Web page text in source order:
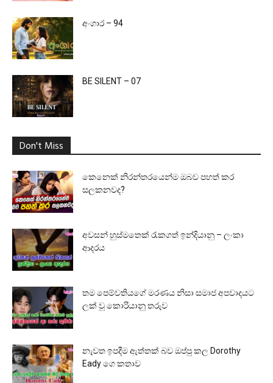
අංගාර – 94
BE SILENT – 07
Don't Miss
කෙනෙක් නිරන්තරයෙන්ම ඔබව පහත් කර
සලකනවද?
අවසන් හුස්මතෙක් රැකගත් ඉන්දියානු – ලංකා
ආදරය
තම පෙම්වතියගේ මරණය නිසා සමාජ අපවාදයට
ලක් වූ කොරියානු තරුව
නැවත ඉපදීම ඇත්තක් බව ඔප්පු කල Dorothy
Eady ගෙ කතාව